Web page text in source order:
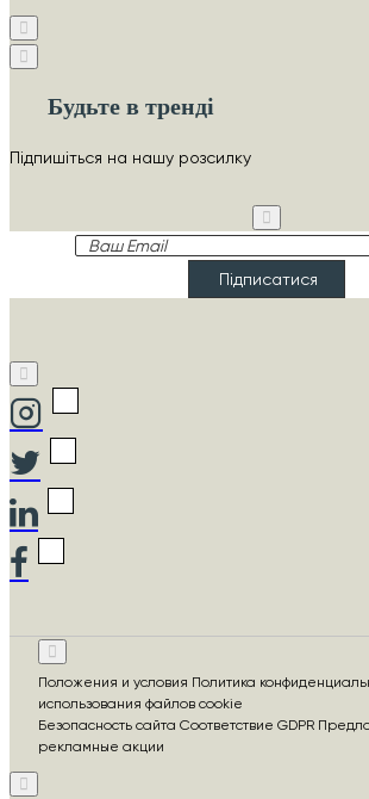
Будьте в тренді
Підпишіться на нашу розсилку
Ваш
Підписатися
Положения и условия Политика
использования файлов cookie
Безопасность сайта Соответствие GDPR
рекламные акции